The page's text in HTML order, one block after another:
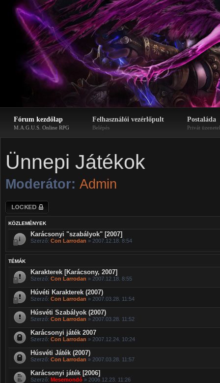
Fórum kezdőlap
M.A.G.U.S. Online RPG
Felhasználói vezérlőpult
Belépés
Postaláda
Privát
Ünnepi Játékok
Moderátor: Admin
Lezárt fórum
KÖZLEMÉNYEK
Karácsonyi "szabályok" [2007]
Szerző: Con Larrodan » 2007.12.18. 8:54
TÉMÁK
Karakterek [Karácsony, 2007]
Szerző: Con Larrodan » 2007.12.18. 8:55
Húvéti Karakterek (2007)
Szerző: Con Larrodan » 2007.03.28. 11:54
Húsvéti Szabályok (2007)
Szerző: Con Larrodan » 2007.03.28. 11:52
Karácsonyi játék 2007
Szerző: Con Larrodan » 2007.12.24. 10:24
Húsvéti Játék (2007)
Szerző: Con Larrodan » 2007.03.28. 11:57
Karácsonyi játék [2006]
Szerző: Mesemondó » 2006.12.23. 11:26